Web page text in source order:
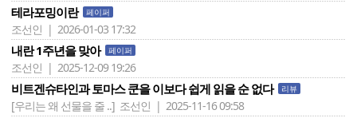
테라포밍이란 페이퍼
조선인 | 2026-01-03 17:32
내란 1주년을 맞아 페이퍼
조선인 | 2025-12-09 19:26
비트겐슈타인과 토마스 쿤을 이보다 쉽게 읽을 순 없다 리뷰
[우리는 왜 선물을 줄 ..] 조선인 | 2025-11-16 09:58